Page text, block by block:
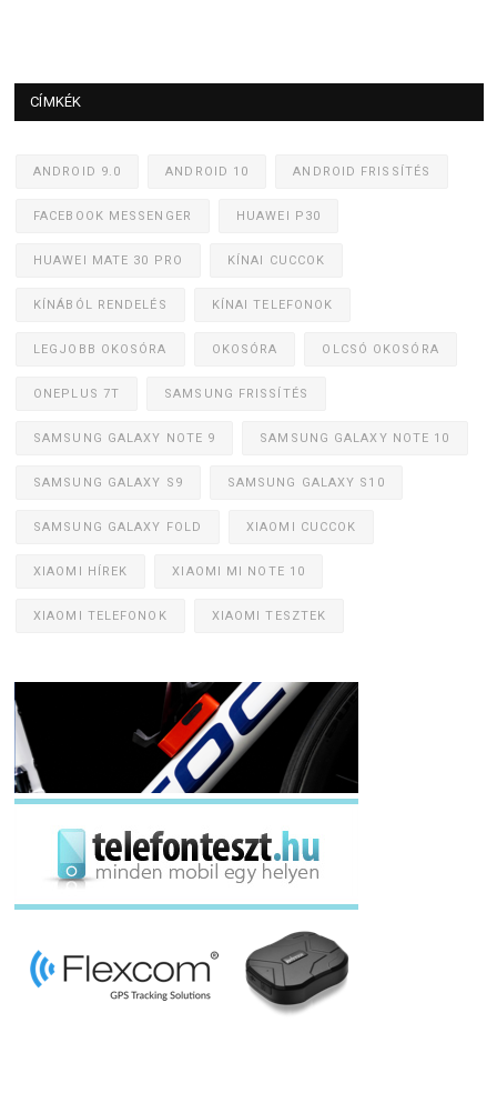
CÍMKÉK
ANDROID 9.0 ANDROID 10 ANDROID FRISSÍTÉS
FACEBOOK MESSENGER HUAWEI P30
HUAWEI MATE 30 PRO KÍNAI CUCCOK
KÍNÁBÓL RENDELÉS KÍNAI TELEFONOK
LEGJOBB OKOSÓRA OKOSÓRA OLCSÓ OKOSÓRA
ONEPLUS 7T SAMSUNG FRISSÍTÉS
SAMSUNG GALAXY NOTE 9 SAMSUNG GALAXY NOTE 10
SAMSUNG GALAXY S9 SAMSUNG GALAXY S10
SAMSUNG GALAXY FOLD XIAOMI CUCCOK
XIAOMI HÍREK XIAOMI MI NOTE 10
XIAOMI TELEFONOK XIAOMI TESZTEK